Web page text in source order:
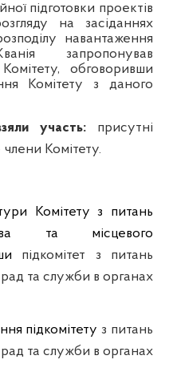
підготовки проектів
на засіданнях
навантаження
запропонував
обговоривши
Комітету з даного
участь: присутні
Комітету.
Комітету з питань
та місцевого
підкомітет з питань
рад та служби в органах
підкомітетуз питань
рад та служби в органах